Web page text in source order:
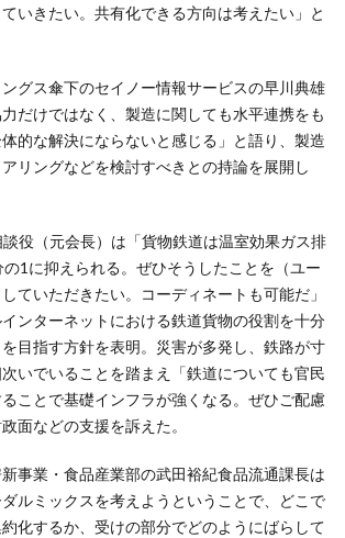
いきたい。共有化できる方向は考えたい」と
グス傘下のセイノー情報サービスの早川典雄
だけではなく、製造に関しても水平連携をも
的な解決にならないと感じる」と語り、製造
リングなどを検討すべきとの持論を展開し
談役（元会長）は「貨物鉄道は温室効果ガス排
1に抑えられる。ぜひそうしたことを（ユー
ていただきたい。コーディネートも可能だ」
ンターネットにおける鉄道貨物の役割を十分
目指す方針を表明。災害が多発し、鉄路が寸
いでいることを踏まえ「鉄道についても官民
ことで基礎インフラが強くなる。ぜひご配慮
面などの支援を訴えた。
事業・食品産業部の武田裕紀食品流通課長は
ダルミックスを考えようということで、どこで
約化するか、受けの部分でどのようにばらして